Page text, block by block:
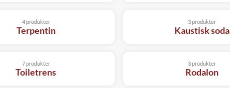
Terpentin
4 produkter
Kaustisk soda
3 produkter
Toiletrens
7 produkter
Rodalon
3 produkter